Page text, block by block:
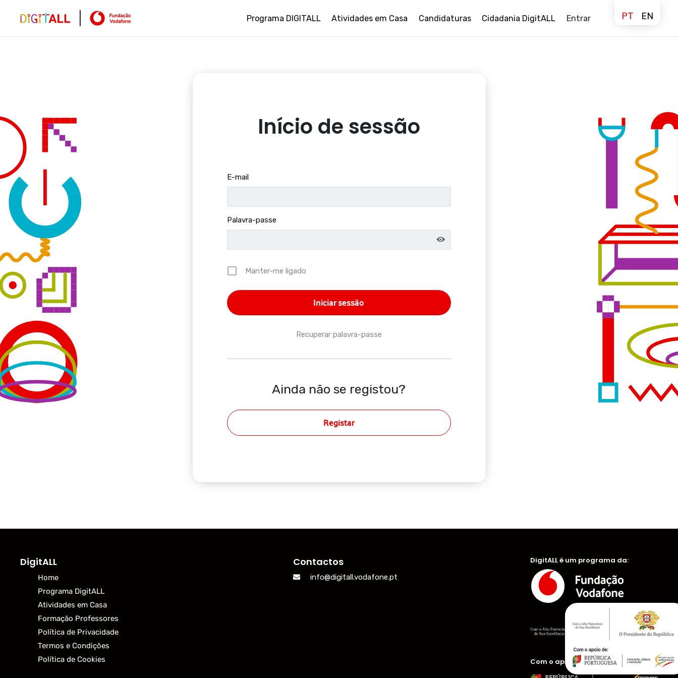
Programa DIGITALL Atividades em Casa Candidaturas Cidadania DigitALL Entrar PT EN
Início de sessão
E-mail
Palavra-passe
Manter-me ligado
Recuperar palavra-passe
Ainda não se registou?
Registar
DigitALL
Home
Programa DigitALL
Atividades em Casa
Formação Professores
Política de Privacidade
Termos e Condições
Política de Cookies
Contactos
info@digitall.vodafone.pt
DigitALL é um programa da:
Com o apoio de: